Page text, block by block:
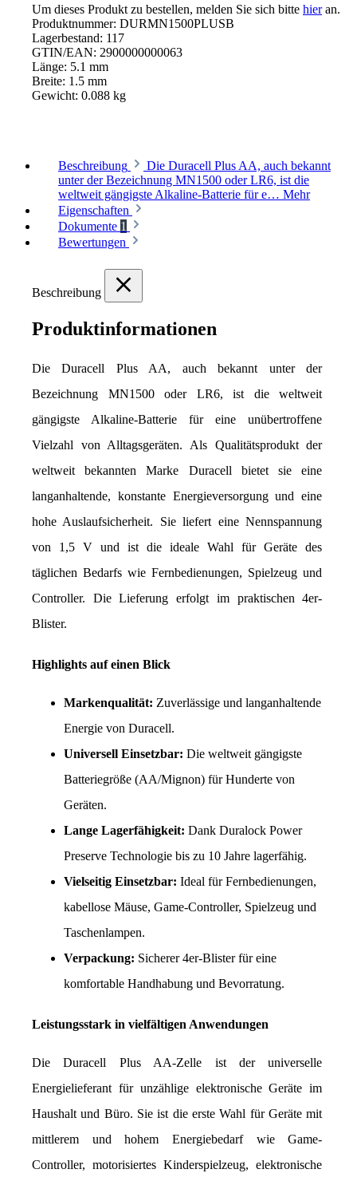
Um dieses Produkt zu bestellen, melden Sie sich bitte hieran.
Produktnummer: DURMN1500PLUSB
Lagerbestand: 117
GTIN/EAN: 2900000000063
Länge: 5.1 mm
Breite: 1.5 mm
Gewicht: 0.088 kg
Beschreibung
Die Duracell Plus AA, auch bekannt
unter der Bezeichnung MN1500 oder LR6, ist die
weltweit gängigste Alkaline-Batterie für e… Mehr
Eigenschaften
Dokumente 1
Bewertungen
Beschreibung
Produktinformationen
Die Duracell Plus AA, auch bekannt unter der
Bezeichnung MN1500 oder LR6, ist die weltweit
gängigste Alkaline-Batterie für eine unübertroffene
Vielzahl von Alltagsgeräten. Als Qualitätsprodukt der
weltweit bekannten Marke Duracell bietet sie eine
langanhaltende, konstante Energieversorgung und eine
hohe Auslaufsicherheit. Sie liefert eine Nennspannung
von 1,5 V und ist die ideale Wahl für Geräte des
täglichen Bedarfs wie Fernbedienungen, Spielzeug und
Controller. Die Lieferung erfolgt im praktischen 4er-
Blister.
Highlights auf einen Blick
Markenqualität: Zuverlässige und langanhaltende
Energie von Duracell.
Universell Einsetzbar: Die weltweit gängigste
Batteriegröße (AA/Mignon) für Hunderte von
Geräten.
Lange Lagerfähigkeit: Dank Duralock Power
Preserve Technologie bis zu 10 Jahre lagerfähig.
Vielseitig Einsetzbar: Ideal für Fernbedienungen,
kabellose Mäuse, Game-Controller, Spielzeug und
Taschenlampen.
Verpackung: Sicherer 4er-Blister für eine
komfortable Handhabung und Bevorratung.
Leistungsstark in vielfältigen Anwendungen
Die Duracell Plus AA-Zelle ist der universelle
Energielieferant für unzählige elektronische Geräte im
Haushalt und Büro. Sie ist die erste Wahl für Geräte mit
mittlerem und hohem Energiebedarf wie Game-
Controller, motorisiertes Kinderspielzeug, elektronische